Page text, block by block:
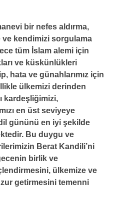
bir nefes aldırma,
ve kendimizi sorgulama
tüm İslam alemi için
ve küskünlükleri
hata ve günahlarımız için
ülkemizi derinden
kardeşliğimizi,
en üst seviyeye
gününü en iyi şekilde
Bu duygu ve
Berat Kandili’ni
birlik ve
ülkemize ve
getirmesini temenni